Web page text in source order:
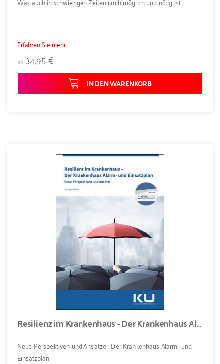
Erfahren Sie mehr
ab 34,95 €
IN DEN WARENKORB
Resilienz im Krankenhaus - Der Krankenhaus Alarm- und Einsatzplan
Neue Perspektiven und Ansätze - Der Krankenhaus Alarm- und
Einsatzplan